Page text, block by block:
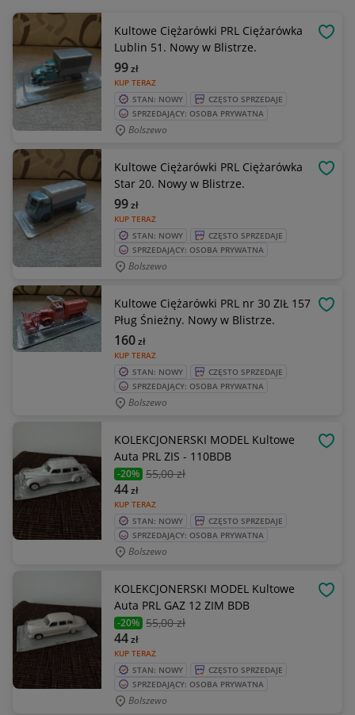
Kultowe Ciężarówki PRL Ciężarówka
Lublin 51. Nowy w Blistrze.
KUP TERAZ
99zł
STAN: NOWY
CZĘSTO SPRZEDAJE
SPRZEDAJĄCY: OSOBA PRYWATNA
Bolszewo
Kultowe Ciężarówki PRL Ciężarówka
Star 20. Nowy w Blistrze.
KUP TERAZ
99zł
STAN: NOWY
CZĘSTO SPRZEDAJE
SPRZEDAJĄCY: OSOBA PRYWATNA
Bolszewo
Kultowe Ciężarówki PRL nr 30 ZIŁ 157
Pług Śnieżny. Nowy w Blistrze.
KUP TERAZ
160zł
STAN: NOWY
CZĘSTO SPRZEDAJE
SPRZEDAJĄCY: OSOBA PRYWATNA
Bolszewo
KOLEKCJONERSKI MODEL Kultowe
Auta PRL ZIS - 110BDB
-20% 55,00 zł
KUP TERAZ
44zł
STAN: NOWY
CZĘSTO SPRZEDAJE
SPRZEDAJĄCY: OSOBA PRYWATNA
Bolszewo
KOLEKCJONERSKI MODEL Kultowe
Auta PRL GAZ 12 ZIM BDB
-20% 55,00 zł
KUP TERAZ
44zł
STAN: NOWY
CZĘSTO SPRZEDAJE
SPRZEDAJĄCY: OSOBA PRYWATNA
Bolszewo